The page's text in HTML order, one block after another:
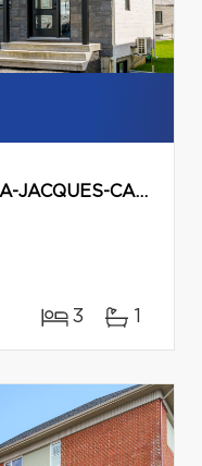
SAINTE-CATHERINE-DE-LA-JACQUES-CARTIER
3 1